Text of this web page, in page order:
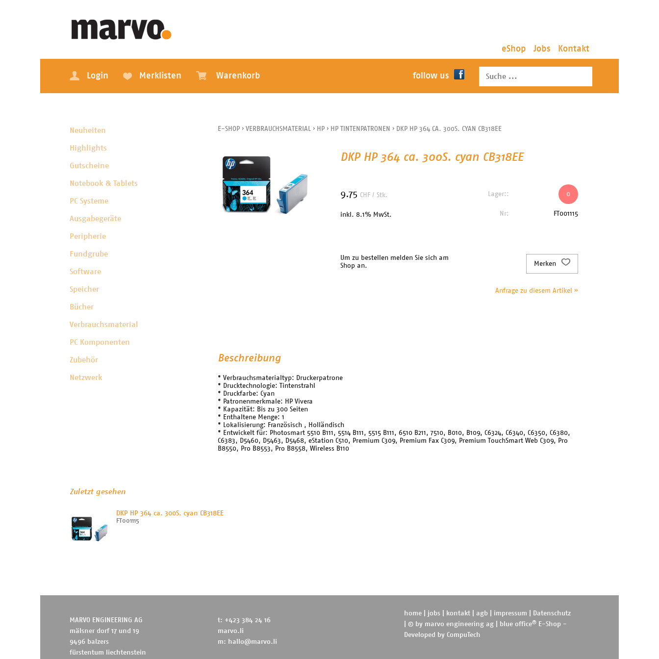
eShop Jobs Kontakt
Login Merklisten Warenkorb follow us
Neuheiten
Highlights
Gutscheine
Notebook & Tablets
PC Systeme
Ausgabegeräte
Peripherie
Fundgrube
Software
Speicher
Bücher
Verbrauchsmaterial
PC Komponenten
Zubehör
Netzwerk
E-SHOP › VERBRAUCHSMATERIAL › HP › HP TINTENPATRONEN › DKP HP 364 CA. 300S. CYAN CB318EE
DKP HP 364 ca. 300S. cyan CB318EE
9.75 CHF / Stk.
inkl. 8.1% MwSt.
Lager:: 0
Nr: FT001115
Um zu bestellen melden Sie sich am
Shop an.
Merken
Anfrage zu diesem Artikel »
Beschreibung
* Verbrauchsmaterialtyp: Druckerpatrone
* Drucktechnologie: Tintenstrahl
* Druckfarbe: Cyan
* Patronenmerkmale: HP Vivera
* Kapazität: Bis zu 300 Seiten
* Enthaltene Menge: 1
* Lokalisierung: Französisch , Holländisch
* Entwickelt für: Photosmart 5510 B111, 5514 B111, 5515 B111, 6510 B211, 7510, B010, B109, C6324, C6340, C6350, C6380,
C6383, D5460, D5463, D5468, eStation C510, Premium C309, Premium Fax C309, Premium TouchSmart Web C309, Pro
B8550, Pro B8553, Pro B8558, Wireless B110
Zuletzt gesehen
DKP HP 364 ca. 300S. cyan CB318EE
FT001115
MARVO ENGINEERING AG
mälsner dorf 17 und 19
9496 balzers
fürstentum liechtenstein
t: +423 384 24 16
marvo.li
m: hallo@marvo.li
home jobs kontakt agb impressum
Datenschutz
| © by marvo engineering ag blue office®
E-Shop -
Developed by CompuTech